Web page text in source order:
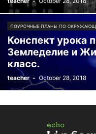
ПОУРОЧНЫЕ ПЛАНЫ ПО
Конспект урока
Земледелие и
класс.
teacher - October 28, 2018